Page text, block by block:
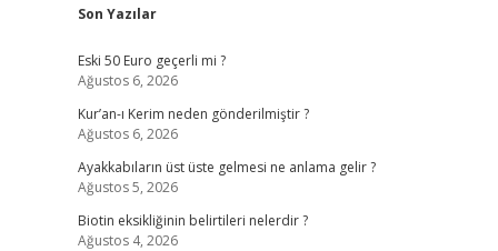
Sidebar
Son Yazılar
Eski 50 Euro geçerli mi ?
Ağustos 6, 2026
Kur’an-ı Kerim neden gönderilmiştir ?
Ağustos 6, 2026
Ayakkabıların üst üste gelmesi ne anlama gelir ?
Ağustos 5, 2026
Biotin eksikliğinin belirtileri nelerdir ?
Ağustos 4, 2026